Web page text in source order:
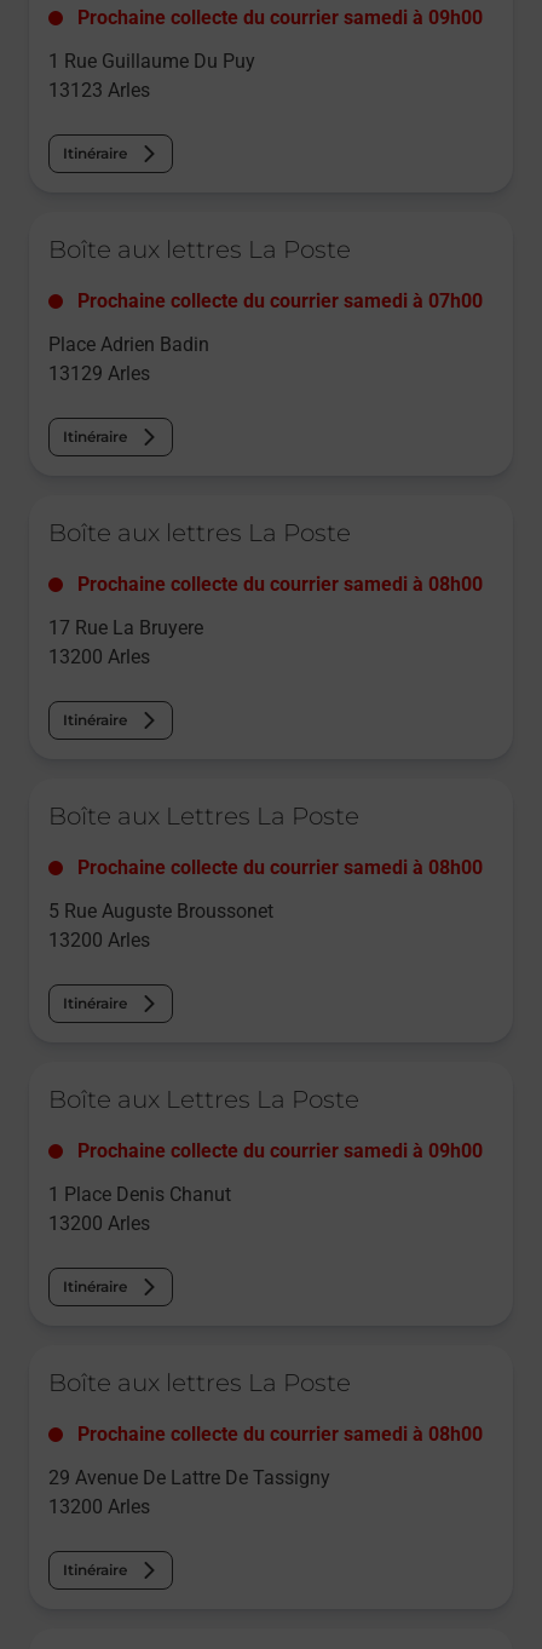
Prochaine collecte du courrier samedi à 09h00
1 Rue Guillaume Du Puy
13123 Arles
Itinéraire
Boîte aux lettres La Poste
Prochaine collecte du courrier samedi à 07h00
Place Adrien Badin
13129 Arles
Itinéraire
Boîte aux lettres La Poste
Prochaine collecte du courrier samedi à 08h00
17 Rue La Bruyere
13200 Arles
Itinéraire
Boîte aux Lettres La Poste
Prochaine collecte du courrier samedi à 08h00
5 Rue Auguste Broussonet
13200 Arles
Itinéraire
Boîte aux Lettres La Poste
Prochaine collecte du courrier samedi à 09h00
1 Place Denis Chanut
13200 Arles
Itinéraire
Boîte aux lettres La Poste
Prochaine collecte du courrier samedi à 08h00
29 Avenue De Lattre De Tassigny
13200 Arles
Itinéraire